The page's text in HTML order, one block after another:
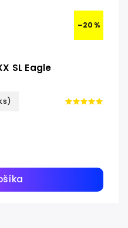
–20 %
SL Eagle